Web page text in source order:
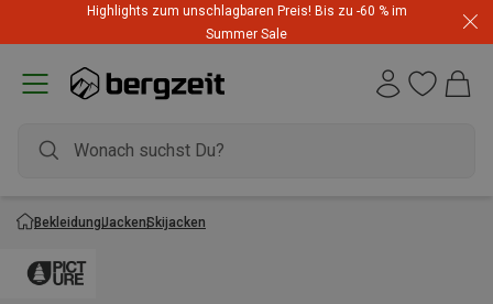
Highlights zum unschlagbaren Preis! Bis zu -60 % im
Summer Sale
Dynafit Hammerangebot! Reduzierte Outfits für neue
Abenteuer
BekleidungJackenSkijacken